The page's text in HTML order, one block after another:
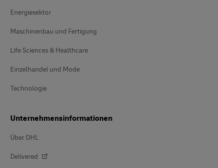
Energiesektor
Maschinenbau und Fertigung
Life Sciences & Healthcare
Einzelhandel und Mode
Technologie
Unternehmensinformationen
Über DHL
Delivered